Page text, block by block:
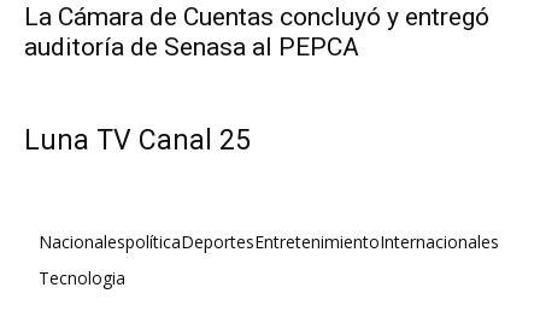
La Cámara de Cuentas concluyó y entregó
auditoría de Senasa al PEPCA
Luna TV Canal 25
NacionalespolíticaDeportesEntretenimientoInternacionales
Tecnologia